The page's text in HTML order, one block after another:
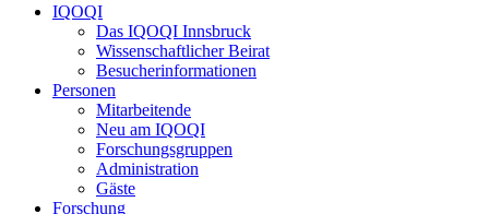
IQOQI
Das IQOQI Innsbruck
Wissenschaftlicher Beirat
Besucherinformationen
Personen
Mitarbeitende
Neu am IQOQI
Forschungsgruppen
Administration
Gäste
Forschung